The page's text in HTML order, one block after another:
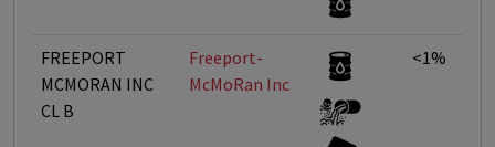
FREEPORT
MCMORAN INC
CL B
Freeport-
McMoRan Inc
<1%